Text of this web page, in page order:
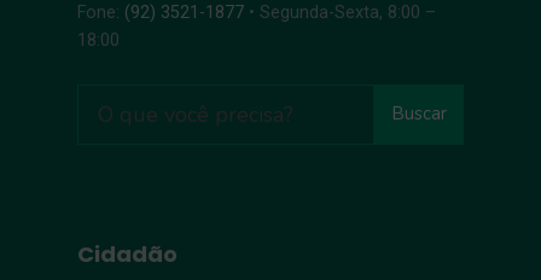
Fone: (92) 3521-1877 • Segunda-Sexta, 8:00 –
18:00
Buscar
Cidadão